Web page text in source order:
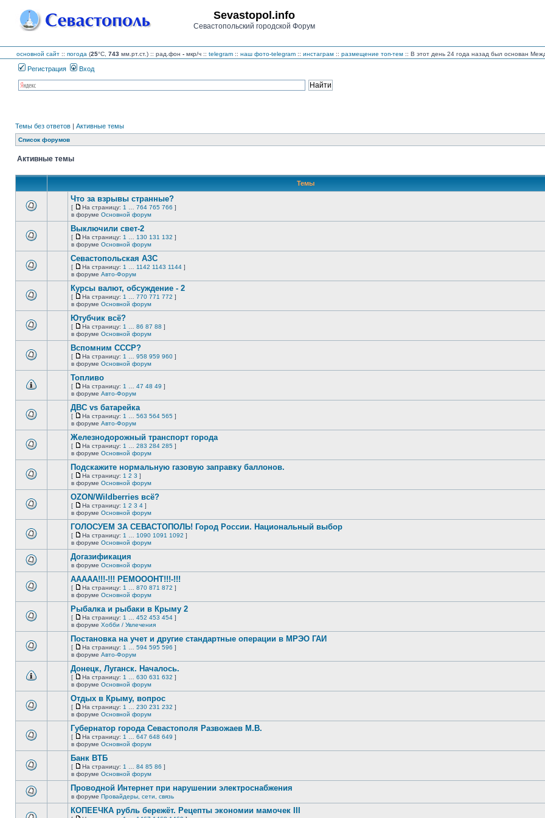
Sevastopol.info
Севастопольский городской Форум
основной сайт :: погода (25°C, 743 мм.рт.ст.) :: рад.фон - мкр/ч :: telegram :: наш фото-telegram :: инстаграм :: размещение топ-тем :: В этот день 24 года назад был основан
Регистрация Вход
Темы без ответов | Активные темы
Список форумов
Активные темы
Темы
этой
непрочитанных
сообщений.
Что за взрывы странные?
[
На
страницу
На страницу: 1 764 765 766 ]
в форуме Основной форум
этой
непрочитанных
сообщений.
Выключили свет-2
[
На
страницу
На страницу: 1 130 131 132 ]
в форуме Основной форум
этой
непрочитанных
сообщений.
Севастопольская АЗС
[
На
страницу
На страницу: 1 1142 1143 1144 ]
в форуме Авто-Форум
этой
непрочитанных
сообщений.
Курсы валют, обсуждение - 2
[
На
страницу
На страницу: 1 770 771 772 ]
в форуме Основной форум
этой
непрочитанных
сообщений.
Ютубчик всё?
[
На
страницу
На страницу: 1 86 87 88 ]
в форуме Основной форум
этой
непрочитанных
сообщений.
Вспомним СССР?
[
На
страницу
На страницу: 1 958 959 960 ]
в форуме Основной форум
этой
непрочитанных
сообщений.
Топливо
[
На
страницу
На страницу: 1 47 48 49 ]
в форуме Авто-Форум
этой
непрочитанных
сообщений.
ДВС vs батарейка
[
На
страницу
На страницу: 1 563 564 565 ]
в форуме Авто-Форум
этой
непрочитанных
сообщений.
Железнодорожный транспорт города
[
На
страницу
На страницу: 1 283 284 285 ]
в форуме Основной форум
этой
непрочитанных
сообщений.
Подскажите нормальную газовую заправку баллонов.
[
На
страницу
На страницу: 1 2 3 ]
в форуме Основной форум
этой
непрочитанных
сообщений.
OZON/Wildberries всё?
[
На
страницу
На страницу: 1 2 3 4 ]
в форуме Основной форум
этой
непрочитанных
сообщений.
ГОЛОСУЕМ ЗА СЕВАСТОПОЛЬ! Город России. Национальный выбор
[
На
страницу
На страницу: 1 1090 1091 1092 ]
в форуме Основной форум
непрочитанных
сообщений.
Догазификация
в форуме Основной форум
этой
непрочитанных
сообщений.
ААААА!!!-!!! РЕМОООНТ!!!-!!!
[
На
страницу
На страницу: 1 870 871 872 ]
в форуме Основной форум
этой
непрочитанных
сообщений.
Рыбалка и рыбаки в Крыму 2
[
На
страницу
На страницу: 1 452 453 454 ]
в форуме Хобби / Увлечения
этой
непрочитанных
сообщений.
Постановка на учет и другие стандартные операции в МРЭО ГАИ
[
На
страницу
На страницу: 1 594 595 596 ]
в форуме Авто-Форум
этой
непрочитанных
сообщений.
Донецк, Луганск. Началось.
[
На
страницу
На страницу: 1 630 631 632 ]
в форуме Основной форум
этой
непрочитанных
сообщений.
Отдых в Крыму, вопрос
[
На
страницу
На страницу: 1 230 231 232 ]
в форуме Основной форум
этой
непрочитанных
сообщений.
Губернатор города Севастополя Развожаев М.В.
[
На
страницу
На страницу: 1 647 648 649 ]
в форуме Основной форум
этой
непрочитанных
сообщений.
Банк ВТБ
[
На
страницу
На страницу: 1 84 85 86 ]
в форуме Основной форум
Проводной Интернет при нарушении электроснабжения
в форуме Провайдеры, сети, связь
КОПЕЕЧКА рубль бережёт. Рецепты экономии мамочек III